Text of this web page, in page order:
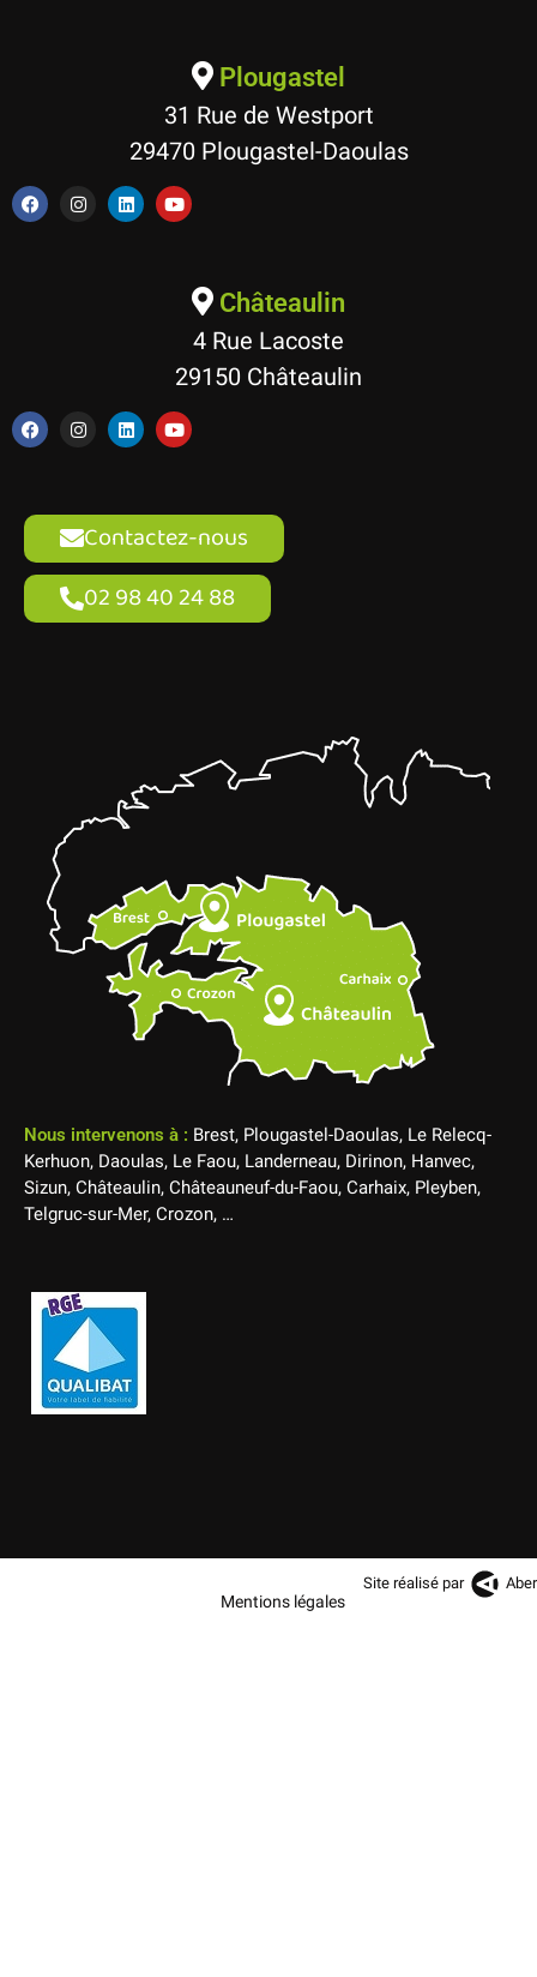
Plougastel
31 Rue de Westport
29470 Plougastel-Daoulas
Châteaulin
4 Rue Lacoste
29150 Châteaulin
Contactez-nous
02 98 40 24 88
Nous intervenons à : Brest, Plougastel-Daoulas, Le Relecq-
Kerhuon, Daoulas, Le Faou, Landerneau, Dirinon, Hanvec,
Sizun, Châteaulin, Châteauneuf-du-Faou, Carhaix, Pleyben,
Telgruc-sur-Mer, Crozon, …
Mentions légales
Site réalisé par